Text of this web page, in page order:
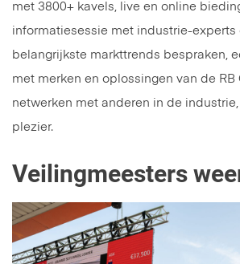
met 3800+ kavels, live en online
informatiesessie met industrie-experts
belangrijkste markttrends bespraken,
met merken en oplossingen van de
netwerken met anderen in de industrie,
plezier.
Veilingmeesters